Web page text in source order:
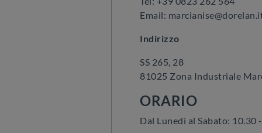
Email:
Indirizzo
SS 265, 28
81025 Zona Industriale
ORARIO
Dal Lunedì al Sabato: 10.30